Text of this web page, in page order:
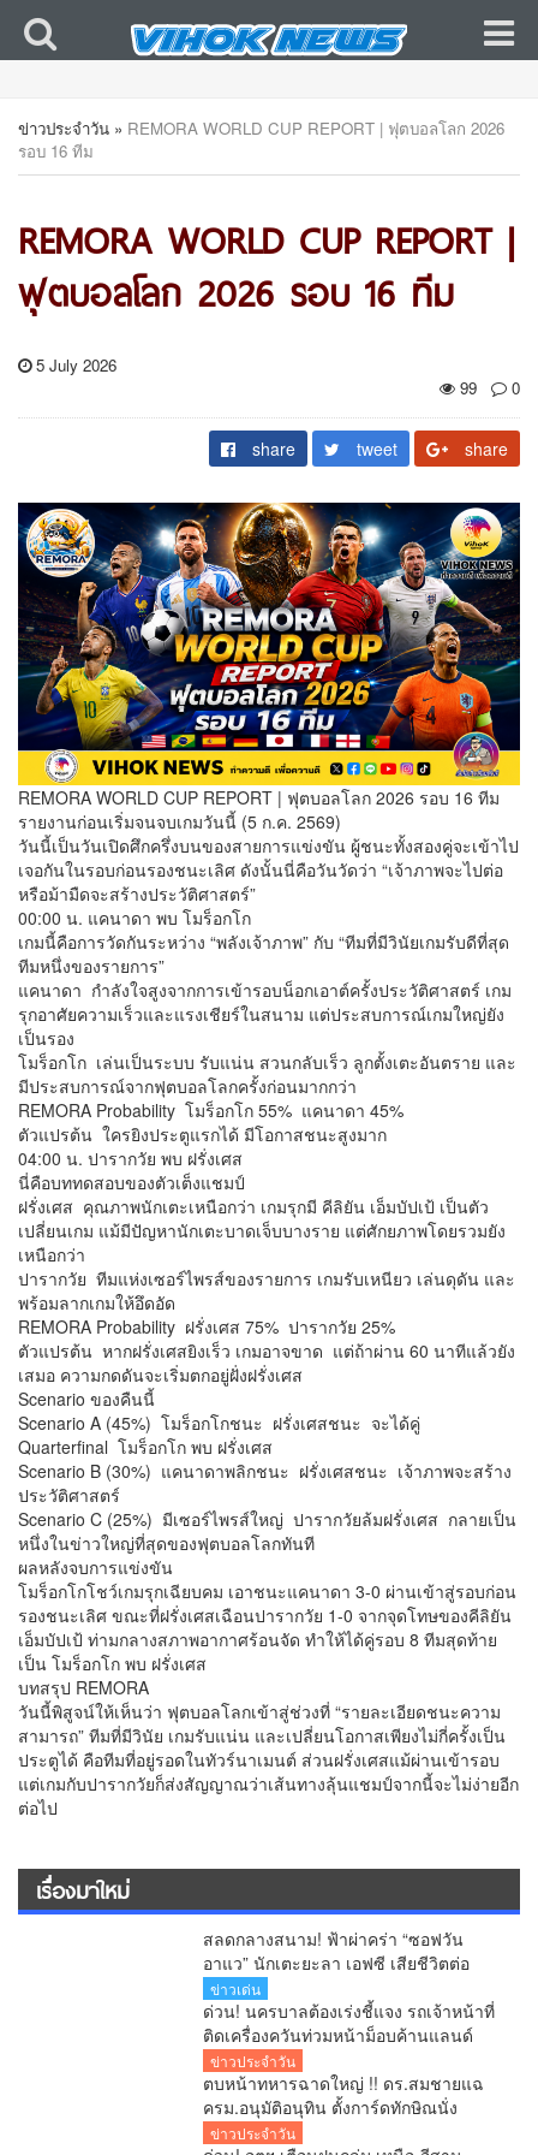
ข่าวประจำวัน » REMORA WORLD CUP REPORT | ฟุตบอลโลก 2026
รอบ 16 ทีม
REMORA WORLD CUP REPORT |
ฟุตบอลโลก 2026 รอบ 16 ทีม
5 July 2026
99
0
share tweet share
REMORA WORLD CUP REPORT | ฟุตบอลโลก 2026 รอบ 16 ทีม
รายงานก่อนเริ่มจนจบเกมวันนี้ (5 ก.ค. 2569)
วันนี้เป็นวันเปิดศึกครึ่งบนของสายการแข่งขัน ผู้ชนะทั้งสองคู่จะเข้าไป
เจอกันในรอบก่อนรองชนะเลิศ ดังนั้นนี่คือวันวัดว่า “เจ้าภาพจะไปต่อ
หรือม้ามืดจะสร้างประวัติศาสตร์”
00:00 น. แคนาดา พบ โมร็อกโก
เกมนี้คือการวัดกันระหว่าง “พลังเจ้าภาพ” กับ “ทีมที่มีวินัยเกมรับดีที่สุด
ทีมหนึ่งของรายการ”
แคนาดา กำลังใจสูงจากการเข้ารอบน็อกเอาต์ครั้งประวัติศาสตร์ เกม
รุกอาศัยความเร็วและแรงเชียร์ในสนาม แต่ประสบการณ์เกมใหญ่ยัง
เป็นรอง
โมร็อกโก เล่นเป็นระบบ รับแน่น สวนกลับเร็ว ลูกตั้งเตะอันตราย และ
มีประสบการณ์จากฟุตบอลโลกครั้งก่อนมากกว่า
REMORA Probability โมร็อกโก 55% แคนาดา 45%
ตัวแปรต้น ใครยิงประตูแรกได้ มีโอกาสชนะสูงมาก
04:00 น. ปารากวัย พบ ฝรั่งเศส
นี่คือบททดสอบของตัวเต็งแชมป์
ฝรั่งเศส คุณภาพนักเตะเหนือกว่า เกมรุกมี คีลิยัน เอ็มบัปเป้ เป็นตัว
เปลี่ยนเกม แม้มีปัญหานักเตะบาดเจ็บบางราย แต่ศักยภาพโดยรวมยัง
เหนือกว่า
ปารากวัย ทีมแห่งเซอร์ไพรส์ของรายการ เกมรับเหนียว เล่นดุดัน และ
พร้อมลากเกมให้อึดอัด
REMORA Probability ฝรั่งเศส 75% ปารากวัย 25%
ตัวแปรต้น หากฝรั่งเศสยิงเร็ว เกมอาจขาด แต่ถ้าผ่าน 60 นาทีแล้วยัง
เสมอ ความกดดันจะเริ่มตกอยู่ฝั่งฝรั่งเศส
Scenario ของคืนนี้
Scenario A (45%) โมร็อกโกชนะ ฝรั่งเศสชนะ จะได้คู่
Quarterfinal โมร็อกโก พบ ฝรั่งเศส
Scenario B (30%) แคนาดาพลิกชนะ ฝรั่งเศสชนะ เจ้าภาพจะสร้าง
ประวัติศาสตร์
Scenario C (25%) มีเซอร์ไพรส์ใหญ่ ปารากวัยล้มฝรั่งเศส กลายเป็น
หนึ่งในข่าวใหญ่ที่สุดของฟุตบอลโลกทันที
ผลหลังจบการแข่งขัน
โมร็อกโกโชว์เกมรุกเฉียบคม เอาชนะแคนาดา 3-0 ผ่านเข้าสู่รอบก่อน
รองชนะเลิศ ขณะที่ฝรั่งเศสเฉือนปารากวัย 1-0 จากจุดโทษของคีลิยัน
เอ็มบัปเป้ ท่ามกลางสภาพอากาศร้อนจัด ทำให้ได้คู่รอบ 8 ทีมสุดท้าย
เป็น โมร็อกโก พบ ฝรั่งเศส
บทสรุป REMORA
วันนี้พิสูจน์ให้เห็นว่า ฟุตบอลโลกเข้าสู่ช่วงที่ “รายละเอียดชนะความ
สามารถ” ทีมที่มีวินัย เกมรับแน่น และเปลี่ยนโอกาสเพียงไม่กี่ครั้งเป็น
ประตูได้ คือทีมที่อยู่รอดในทัวร์นาเมนต์ ส่วนฝรั่งเศสแม้ผ่านเข้ารอบ
แต่เกมกับปารากวัยก็ส่งสัญญาณว่าเส้นทางลุ้นแชมป์จากนี้จะไม่ง่ายอีก
ต่อไป
เรื่องมาใหม่
สลดกลางสนาม! ฟ้าผ่าคร่า “ซอฟวัน
อาแว” นักเตะยะลา เอฟซี เสียชีวิตต่อ
หน้าแฟนบอล
ข่าวเด่น
ด่วน! นครบาลต้องเร่งชี้แจง รถเจ้าหน้าที่
ติดเครื่องควันท่วมหน้าม็อบค้านแลนด์
บริดจ์ คลิปว่อนโซเชียล!
ข่าวประจำวัน
ตบหน้าทหารฉาดใหญ่ !! ดร.สมชายแฉ
ครม.อนุมัติอนุทิน ตั้งการ์ดทักษิณนั่ง
ผอ.ปฎิรูปประเทศ ระดับ C11 จับโป๊ะ
ข่าวประจำวัน